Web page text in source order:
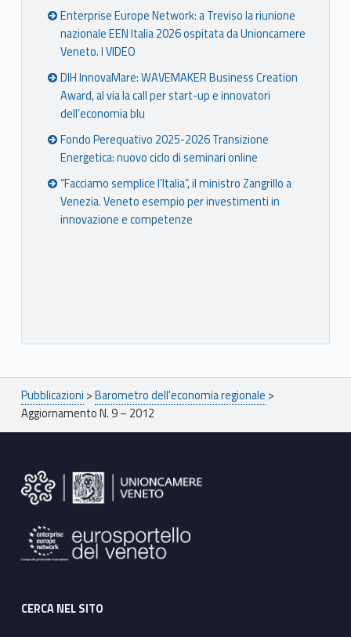
Enterprise Europe Network: a Treviso la riunione
nazionale EEN Italia 2026 ospitata da Unioncamere
Veneto. I VIDEO
DIH InnovaMare: WAVEMAKER Business Creation
Award, al via la call per start-up e innovatori
dell’economia blu
Fondo Perequativo 2025-2026 Transizione
Energetica: nuovo ciclo di seminari online
“Facciamo semplice l’Italia”, il ministro Zangrillo a
Venezia. Veneto esempio per investimenti in
innovazione e competenze
Breadcrumbs navigation
Pubblicazioni >Barometro dell'economia regionale >
Aggiornamento N. 9 – 2012
CERCA NEL SITO